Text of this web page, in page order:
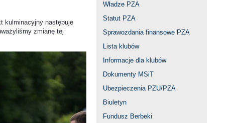
Władze PZA
Statut PZA
Sprawozdania finansowe PZA
Lista klubów
Informacje dla klubów
Dokumenty MSiT
Ubezpieczenia PZU/PZA
Biuletyn
Fundusz Berbeki
kulminacyjny następuje
zmianę tej